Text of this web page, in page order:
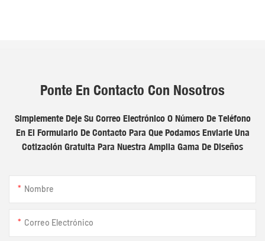
Ponte En Contacto Con Nosotros
Simplemente Deje Su Correo Electrónico O Número De Teléfono
En El Formulario De Contacto Para Que Podamos Enviarle Una
Cotización Gratuita Para Nuestra Amplia Gama De Diseños
Nombre
Correo Electrónico